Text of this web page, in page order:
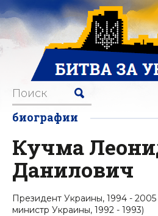
биографии
Кучма
Данилович
Президент Украины, 1994 -
министр Украины, 1992 - 1993)